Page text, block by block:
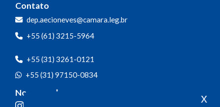
Contato
dep.aecioneves@camara.leg.br
+55 (61) 3215-5964
+55 (31) 3261-0121
+55 (31) 97150-0834
Nossas redes x